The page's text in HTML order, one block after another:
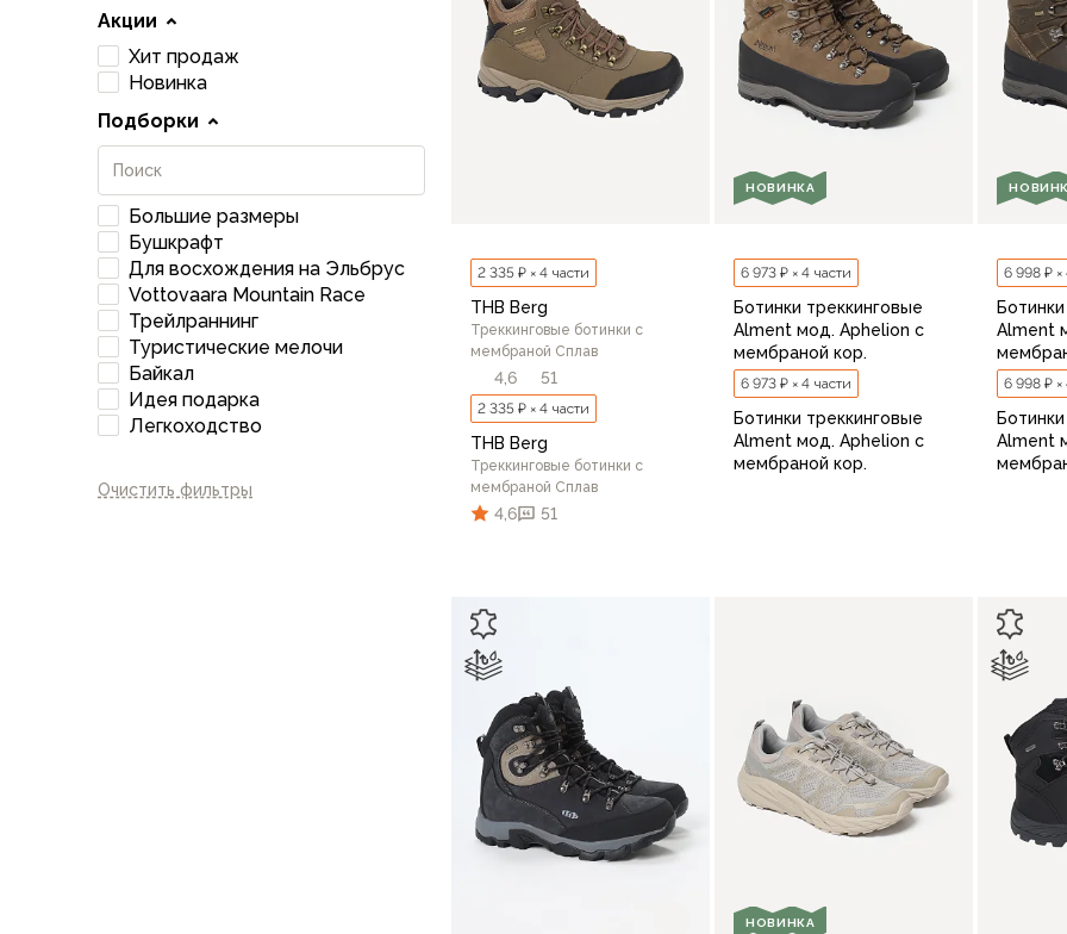
Снаряжение
Палатки и тенты
1-местные
2-местные
3-местные
Более 5 мест
Тенты
Аксессуары
Гамаки
Спальные мешки
Пуховые спальники
С синтетическим утеплителем
Двухместные спальники
Вкладыши
Компрессионные мешки
Подушки
Надувные
Акции
Хит продаж
Новинка
Подборки
Большие размеры
Бушкрафт
Для восхождения на Эльбрус
Vottovaara Mountain Race
Трейлраннинг
Туристические мелочи
Байкал
Идея подарка
Легкоходство
Очистить фильтры
2 335 ₽ × 4 части
THB Berg
Треккинговые ботинки c
мембраной Сплав
4,6 51
2 335 ₽ × 4 части
THB Berg
Треккинговые ботинки c
мембраной Сплав
4,6 51
40
В корзину
НОВИНКА
6 973 ₽ × 4 части
Ботинки треккинговые
Alment мод. Aphelion с
мембраной кор.
6 973 ₽ × 4 части
Ботинки треккинговые
Alment мод. Aphelion с
мембраной кор.
6 998 ₽ ×
Alment
6 998 ₽ ×
Alment
НОВИНКА